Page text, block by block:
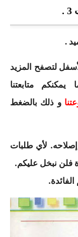
المتوسط
الشهرية
.
.
لتصفح المزيد
متابعتنا
و ذلك بالضغط
لأي طلبات
فلن نبخل عليكم.